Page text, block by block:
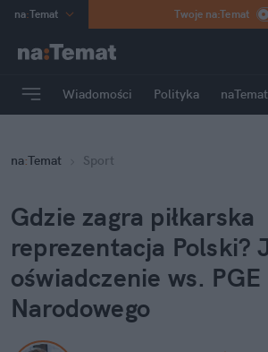
na:Temat
Poland
mama
Rozrywka
Twoje na:Temat
Wiadomości Polityka
na:Temat Sport
Gdzie zagra piłkarska
reprezentacja Polski?
oświadczenie ws. PGE
Narodowego